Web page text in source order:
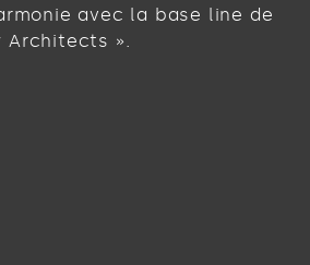
avec la base line de
Architects ».